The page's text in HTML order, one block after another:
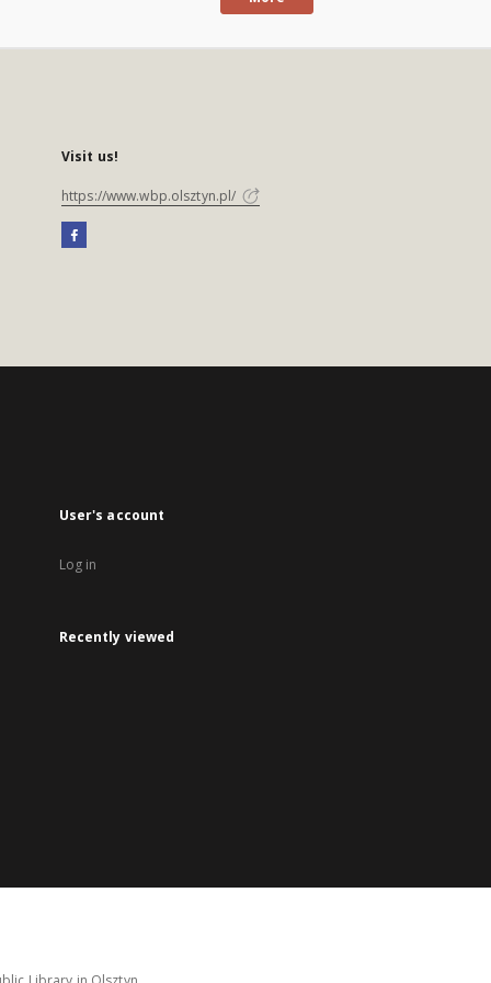
Visit us!
https://www.wbp.olsztyn.pl/
User's account
Log in
Recently viewed